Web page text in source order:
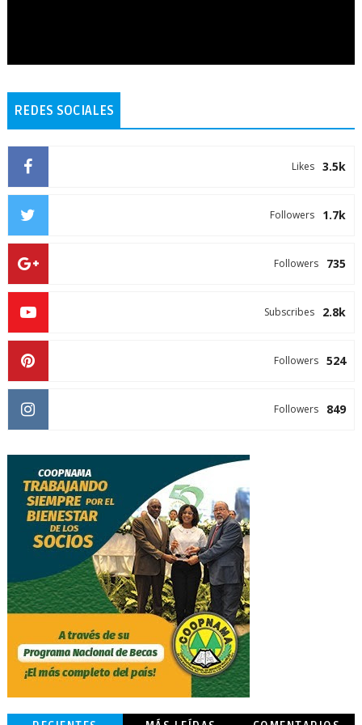
REDES SOCIALES
3.5k
Likes
1.7k
Followers
735
Followers
2.8k
Subscribes
524
Followers
849
Followers